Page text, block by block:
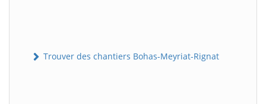
Trouver des chantiers Bohas-Meyriat-Rignat